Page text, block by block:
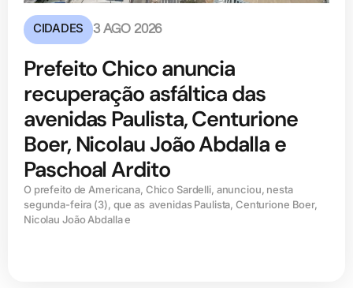
CIDADES 3 AGO 2026
Prefeito Chico anuncia
recuperação asfáltica das
avenidas Paulista, Centurione
Boer, Nicolau João Abdalla e
Paschoal Ardito
O prefeito de Americana, Chico Sardelli, anunciou, nesta
segunda-feira (3), que as avenidas Paulista, Centurione Boer,
Nicolau João Abdalla e